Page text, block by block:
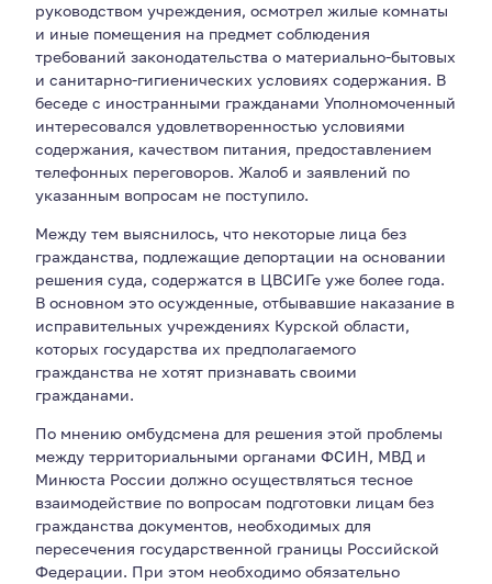
руководством учреждения, осмотрел жилые комнаты
и иные помещения на предмет соблюдения
требований законодательства о материально-бытовых
и санитарно-гигиенических условиях содержания. В
беседе с иностранными гражданами Уполномоченный
интересовался удовлетворенностью условиями
содержания, качеством питания, предоставлением
телефонных переговоров. Жалоб и заявлений по
указанным вопросам не поступило.
Между тем выяснилось, что некоторые лица без
гражданства, подлежащие депортации на основании
решения суда, содержатся в ЦВСИГе уже более года.
В основном это осужденные, отбывавшие наказание в
исправительных учреждениях Курской области,
которых государства их предполагаемого
гражданства не хотят признавать своими
гражданами.
По мнению омбудсмена для решения этой проблемы
между территориальными органами ФСИН, МВД и
Минюста России должно осуществляться тесное
взаимодействие по вопросам подготовки лицам без
гражданства документов, необходимых для
пересечения государственной границы Российской
Федерации. При этом необходимо обязательно